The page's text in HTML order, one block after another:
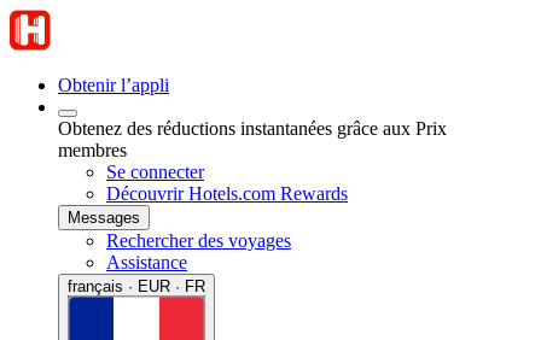
Obtenir l’appli
Obtenez des réductions instantanées grâce aux Prix
membres
Se connecter
Découvrir Hotels.com Rewards
Messages
Rechercher des voyages
Assistance
français · EUR · FR